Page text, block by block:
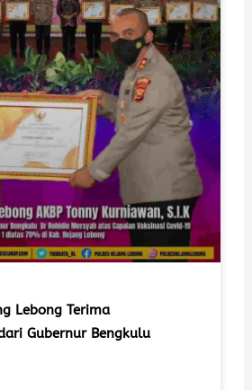
Lebong Terima
Gubernur Bengkulu